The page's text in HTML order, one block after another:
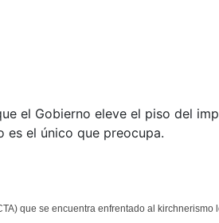
el Gobierno eleve el piso del
es el único que preocupa.
que se encuentra enfrentado al kirchnerismo